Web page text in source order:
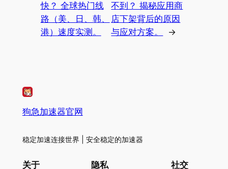
快？ 全球热门线
路（美、日、韩、
港）速度实测。
不到？ 揭秘应用商
店下架背后的原因
与应对方案。
→
狗急加速器官网
稳定加速连接世界 | 安全稳定的加速器
关于 隐私 社交